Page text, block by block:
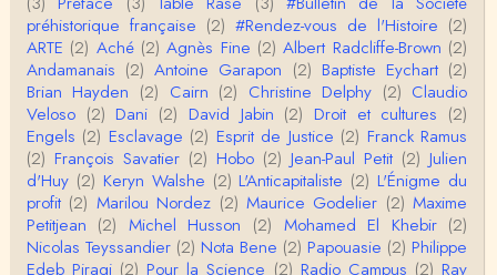
i concerne une hypothétique proportion relative e
n…
Christophe Darmangeat
Pour ce qui est des effets de la variole, ils ont en
effet été catastrophiques 'une manière géné…
Roland Chaudat
L'histoire des populations autochtones profite certai
nement de ces reconstitutions dont la visit…
Anonymous
Je viens de regarder une vidéo de Pascal Picq sur
préhistorique française (2) #Rendez-vous de l'Histoire (2)
ARTE (2) Aché (2) Agnès Fine (2) Albert Radcliffe-Brown (2)
Andamanais (2) Antoine Garapon (2) Baptiste Eychart (2)
Brian Hayden (2) Cairn (2) Christine Delphy (2) Claudio
Veloso (2) Dani (2) David Jabin (2) Droit et cultures (2)
Engels (2) Esclavage (2) Esprit de Justice (2) Franck Ramus
(2) François Savatier (2) Hobo (2) Jean-Paul Petit (2) Julien
d'Huy (2) Keryn Walshe (2) L'Anticapitaliste (2) L'Énigme du
profit (2) Marilou Nordez (2) Maurice Godelier (2) Maxime
Petitjean (2) Michel Husson (2) Mohamed El Khebir (2)
Nicolas Teyssandier (2) Nota Bene (2) Papouasie (2) Philippe
Edeb Piragi (2) Pour la Science (2) Radio Campus (2) Ray